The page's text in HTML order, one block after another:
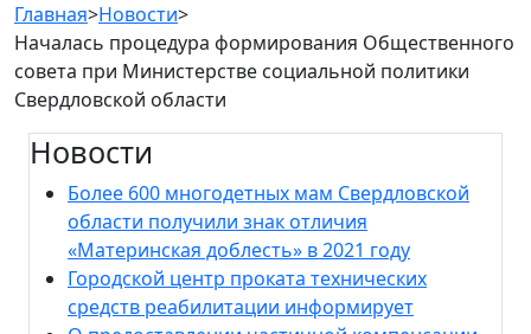
Главная>Новости>
Началась процедура формирования Общественного
совета при Министерстве социальной политики
Свердловской области
Новости
Более 600 многодетных мам Свердловской
области получили знак отличия
«Материнская доблесть» в 2021 году
Городской центр проката технических
средств реабилитации информирует